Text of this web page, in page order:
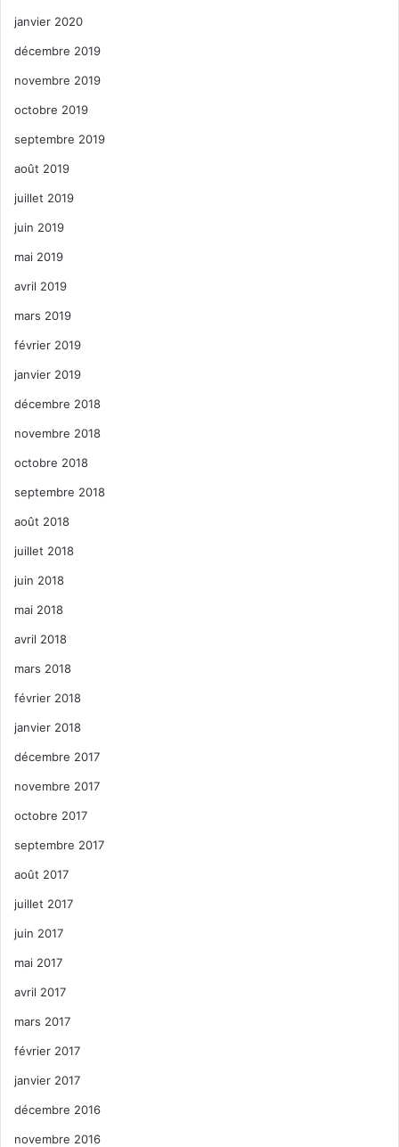
janvier 2020
décembre 2019
novembre 2019
octobre 2019
septembre 2019
août 2019
juillet 2019
juin 2019
mai 2019
avril 2019
mars 2019
février 2019
janvier 2019
décembre 2018
novembre 2018
octobre 2018
septembre 2018
août 2018
juillet 2018
juin 2018
mai 2018
avril 2018
mars 2018
février 2018
janvier 2018
décembre 2017
novembre 2017
octobre 2017
septembre 2017
août 2017
juillet 2017
juin 2017
mai 2017
avril 2017
mars 2017
février 2017
janvier 2017
décembre 2016
novembre 2016